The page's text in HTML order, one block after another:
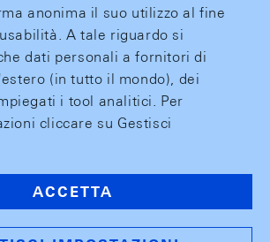
anonima il suo utilizzo al fine
A tale riguardo si
dati personali a fornitori di
(in tutto il mondo), dei
i tool analitici. Per
cliccare su Gestisci
ACCETTA